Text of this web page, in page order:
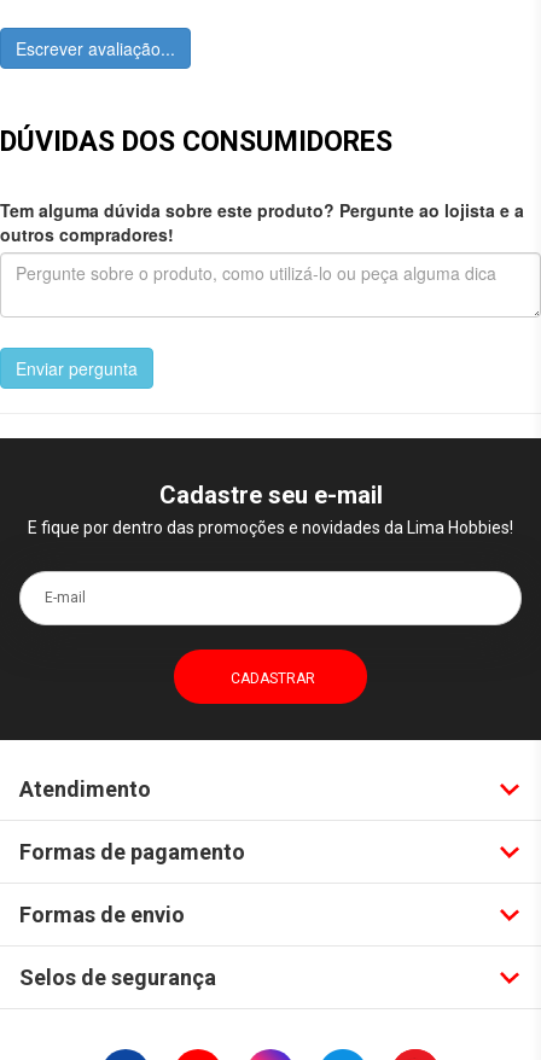
Escrever avaliação...
DÚVIDAS DOS CONSUMIDORES
Tem alguma dúvida sobre este produto? Pergunte ao lojista e a
outros compradores!
Enviar pergunta
Cadastre seu e-mail
E fique por dentro das promoções e novidades da Lima Hobbies!
E-mail
Atendimento
Formas de pagamento
Formas de envio
Selos de segurança